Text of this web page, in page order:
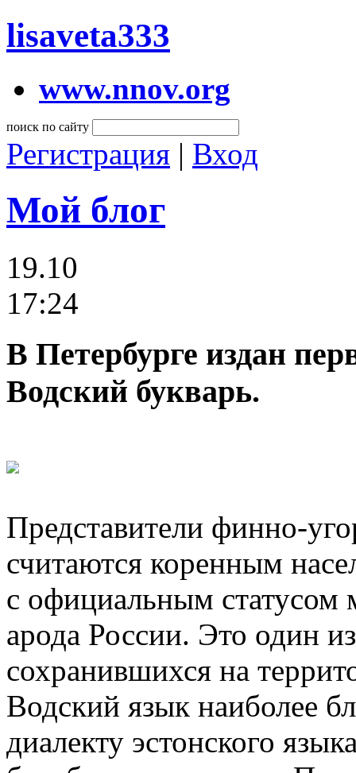
lisaveta333
www.nnov.org
поиск по сайту
Регистрация | Вход
Мой блог
19.10
17:24
В Петербурге издан
Водский букварь.
Представители финно-
считаются коренным
с официальным статусом
арода России. Это один
сохранившихся на
Водский язык наиболее
диалекту эстонского